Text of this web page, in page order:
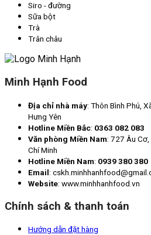
Siro - đường
Sữa bột
Trà
Trân châu
Minh Hạnh Food
Địa chỉ nhà máy: Thôn Bình Phú,
Hưng Yên
Hotline Miền Bắc: 0363 082 083
Văn phòng Miền Nam: 727 Âu Cơ,
Chí Minh
Hotline Miền Nam: 0939 380 380
Email:
Website: www.minhhanhfood.vn
Chính sách & thanh toán
Hướng dẫn đặt hàng